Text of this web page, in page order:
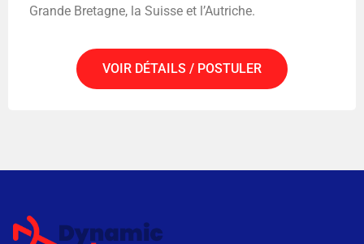
Grande Bretagne, la Suisse et l’Autriche.
VOIR DÉTAILS / POSTULER